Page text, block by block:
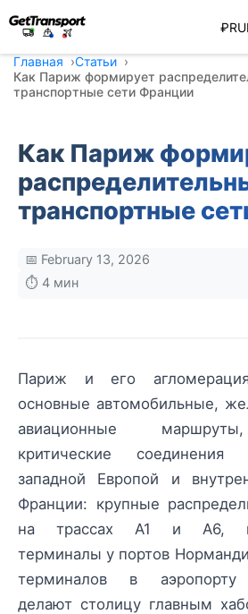
₽
Главная
Статьи
Как Париж формирует
транспортные сети Франции
Как Париж
транспортные
📅 February 13, 2026
⏱️ 4 мин
Париж и его агломерация
основные автомобильные,
авиационные
критические
западной Европой и
Франции: крупные
на трассах A1 и A6,
терминалы у портов
терминалов в аэропорту
делают столицу главным